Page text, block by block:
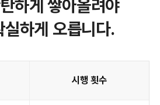
하게 쌓아올려야
실하게 오릅니다.
시행 횟수